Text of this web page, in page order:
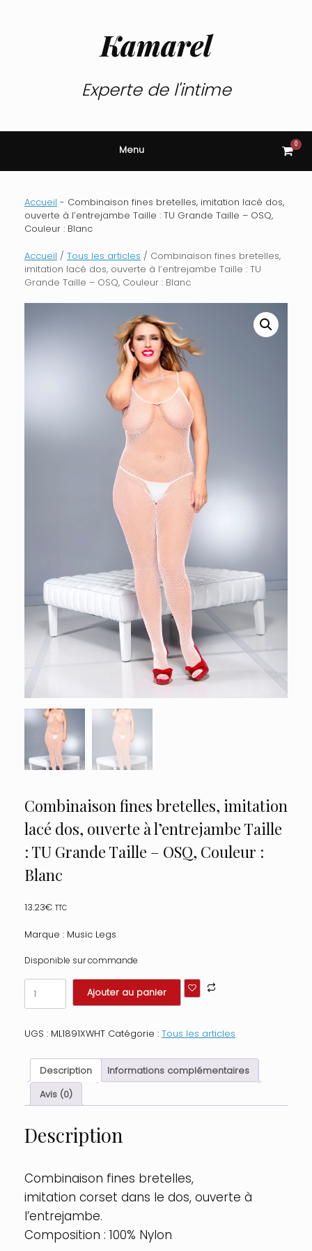
Kamarel
Experte de l'intime
Menu View
cart
0
Accueil - Combinaison fines bretelles, imitation lacé dos,
ouverte à l’entrejambe Taille : TU Grande Taille – OSQ,
Couleur : Blanc
Accueil / Tous les articles / Combinaison fines bretelles,
imitation lacé dos, ouverte à l’entrejambe Taille : TU
Grande Taille – OSQ, Couleur : Blanc
Combinaison fines bretelles, imitation
lacé dos, ouverte à l’entrejambe Taille
: TU Grande Taille – OSQ, Couleur :
Blanc
13.23€ TTC
Marque : Music Legs
Disponible sur commande
quantité
de
Combinaison
bretelles,
lacé
dos,
ouverte
à
Taille
:
Grande
Taille
-
OSQ,
Couleur
:
Ajouter au panier
UGS : ML1891XWHT Catégorie : Tous les articles
Description
Informations complémentaires
Avis (0)
Description
Combinaison fines bretelles,
imitation corset dans le dos, ouverte à
l’entrejambe.
Composition : 100% Nylon